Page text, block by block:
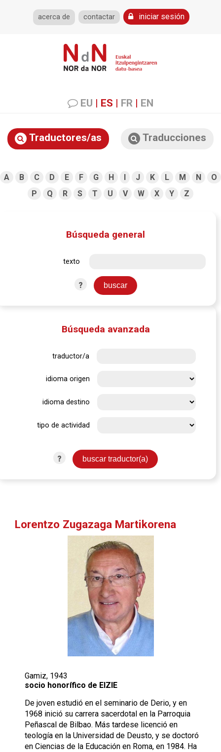
acerca de contactar iniciar sesión
EU | ES | FR | EN
Traductores/as Traducciones
A B C D E F G H I J K L M N
O
P
Q R S T U V W X Y Z
Búsqueda general
texto
?
Búsqueda avanzada
traductor/a
idioma origen
idioma destino
tipo de actividad
?
Lorentzo Zugazaga Martikorena
Gamiz, 1943
socio honorífico de EIZIE
De joven estudió en el seminario de Derio, y en
1968 inició su carrera sacerdotal en la Parroquia
Peñascal de Bilbao. Más tardese licenció en
teología en la Universidad de Deusto, y se doctoró
en Ciencias de la Educación en Roma, en 1984. Ha